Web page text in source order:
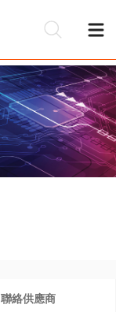
聯絡供應商